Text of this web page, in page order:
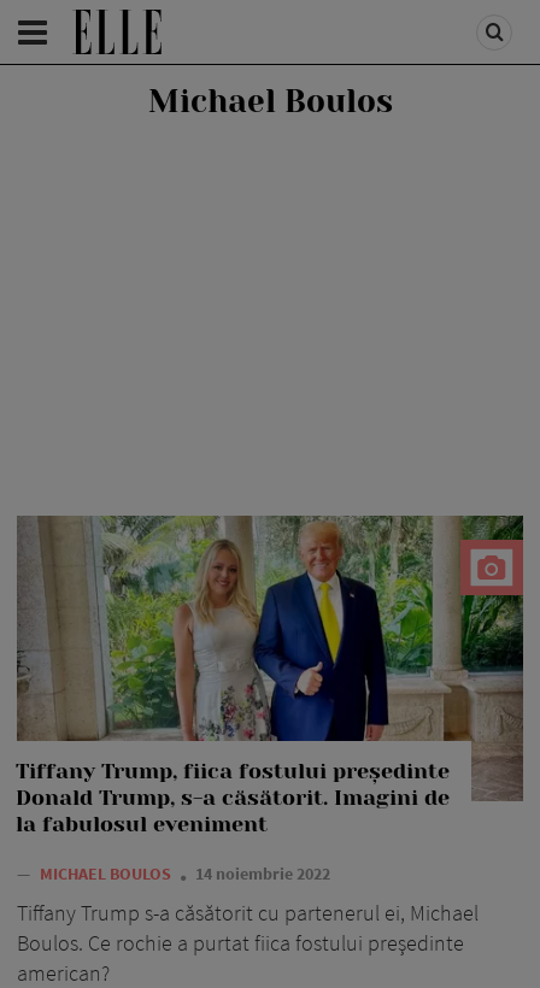
HOMEPAGE /PEOPLE
Michael Boulos
Tiffany Trump, fiica fostului președinte
Donald Trump, s-a căsătorit. Imagini de
la fabulosul eveniment
— MICHAEL BOULOS 14 noiembrie 2022
Tiffany Trump s-a căsătorit cu partenerul ei, Michael
Boulos. Ce rochie a purtat fiica fostului preşedinte
american?